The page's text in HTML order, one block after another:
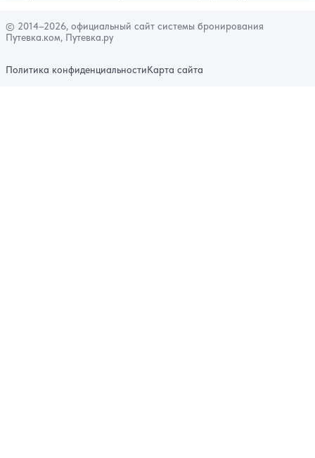
© 2014–2026, официальный сайт системы бронирования
Путевка.ком, Путевка.ру
Политика конфиденциальностиКарта сайта